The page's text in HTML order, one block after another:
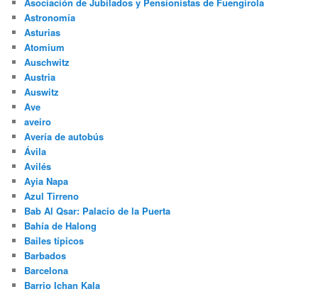
Asociación de Jubilados y Pensionistas de Fuengirola
Astronomía
Asturias
Atomium
Auschwitz
Austria
Auswitz
Ave
aveiro
Avería de autobús
Ávila
Avilés
Ayia Napa
Azul Tirreno
Bab Al Qsar: Palacio de la Puerta
Bahía de Halong
Bailes típicos
Barbados
Barcelona
Barrio Ichan Kala